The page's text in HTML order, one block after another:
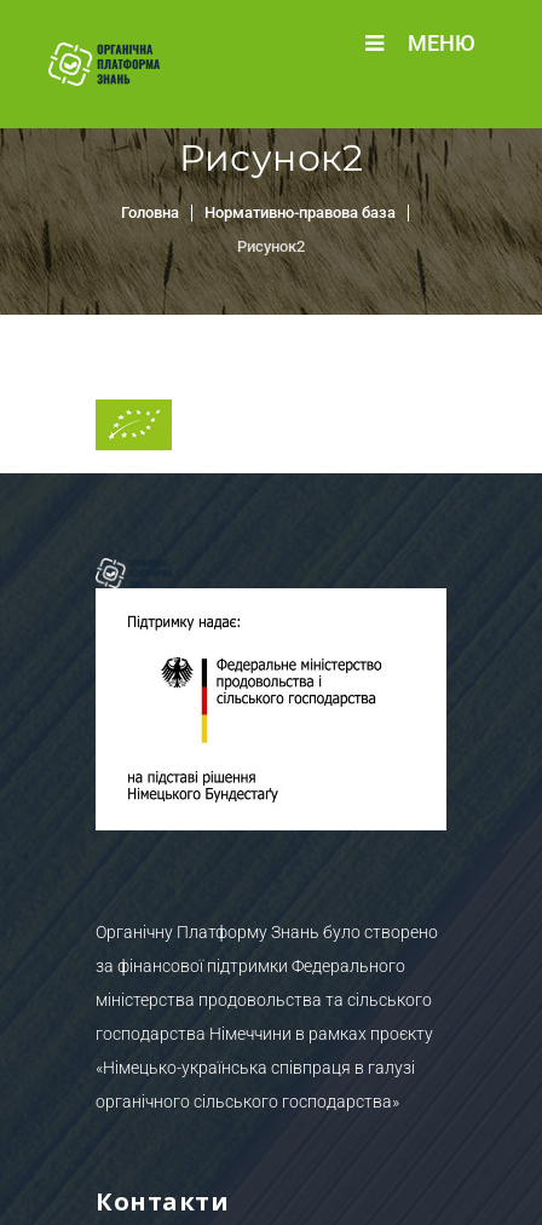
МЕНЮ
Рисунок2
Головна
Нормативно-правова база
Рисунок2
Органічну Платформу Знань було створено
за фінансової підтримки Федерального
міністерства продовольства та сільського
господарства Німеччини в рамках проєкту
«Німецько-українська співпраця в галузі
органічного сільського господарства»
Контакти